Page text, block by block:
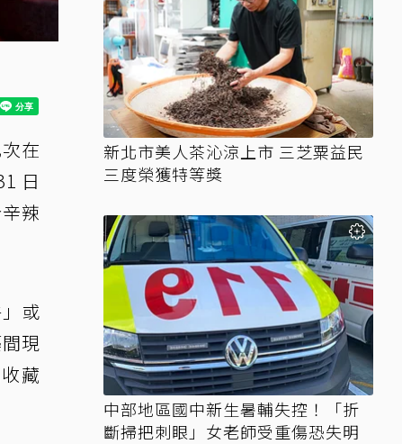
在
日
辣
或
現
藏
新北市美人茶沁涼上市 三芝粟益民
三度榮獲特等獎
中部地區國中新生暑輔失控！「折
斷掃把刺眼」女老師受重傷恐失明